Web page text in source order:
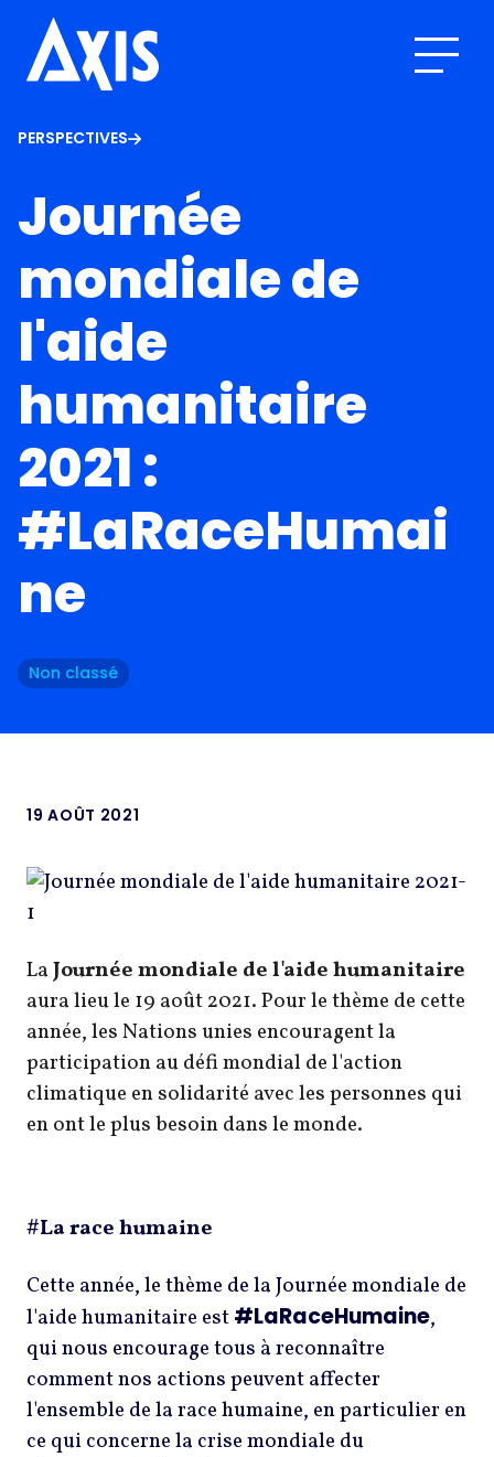
PERSPECTIVES
Journée
mondiale de
l'aide
humanitaire
2021 :
#LaRaceHumai
ne
Non classé
19 AOÛT 2021
LaJournée mondiale de l'aide humanitaire
aura lieu le 19 août 2021. Pour le thème de cette
année, les Nations unies encouragent la
participation au défi mondial de l'action
climatique en solidarité avec les personnes qui
en ont le plus besoin dans le monde.
#La race humaine
Cette année, le thème de la Journée mondiale de
l'aide humanitaire est#LaRaceHumaine,
qui nous encourage tous à reconnaître
comment nos actions peuvent affecter
l'ensemble de la race humaine, en particulier en
ce qui concerne la crise mondiale du